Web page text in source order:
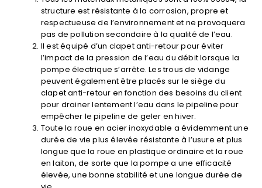
structure est résistante à la corrosion, propre et
respectueuse de l’environnement et ne provoquera
pas de pollution secondaire à la qualité de l’eau.
Il est équipé d’un clapet anti-retour pour éviter
l’impact de la pression de l’eau du débit lorsque la
pompe électrique s’arrête. Les trous de vidange
peuvent également être placés sur le siège du
clapet anti-retour en fonction des besoins du client
pour drainer lentement l’eau dans le pipeline pour
empêcher le pipeline de geler en hiver.
Toute la roue en acier inoxydable a évidemment une
durée de vie plus élevée résistante à l’usure et plus
longue que la roue en plastique ordinaire et la roue
en laiton, de sorte que la pompe a une efficacité
élevée, une bonne stabilité et une longue durée de